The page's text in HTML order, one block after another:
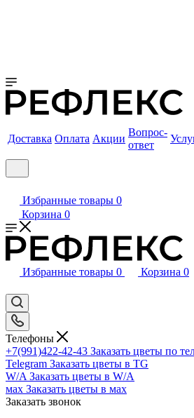
Доставка Оплата Акции
Вопрос-
ответ
Избранные товары 0
Корзина 0
Избранные товары 0 Корзина 0
Телефоны
+7(991)422-42-43 Заказать цветы по
Telegram Заказать цветы в TG
W/A Заказать цветы в W/A
мах Заказать цветы в мах
Заказать звонок